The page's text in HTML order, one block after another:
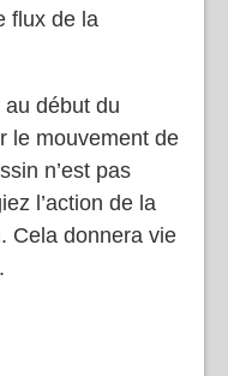
flux de la
début du
le mouvement de
n’est pas
l’action de la
Cela donnera vie